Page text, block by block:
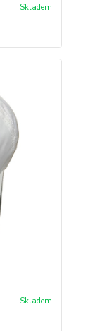
Skladem
Skladem